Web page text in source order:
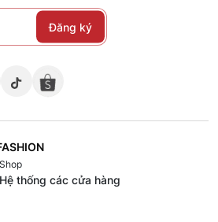
Đăng ký
Shop
Hệ thống các cửa hàng